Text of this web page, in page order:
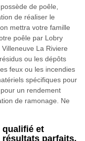
de poêle,
de réaliser le
mettra votre famille
poêle par Lobry
La Riviere
ou les dépôts
feux ou les incendies
spécifiques pour
un rendement
de ramonage. Ne
qualifié et
parfaits.